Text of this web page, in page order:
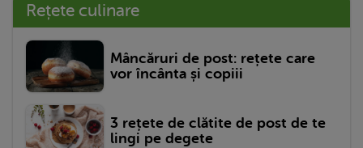
Rețete culinare
Mâncăruri de post: rețete care
vor încânta și copiii
3 rețete de clătite de post de te
lingi pe degete